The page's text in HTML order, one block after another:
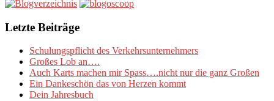
Letzte Beiträge
Schulungspflicht des Verkehrsunternehmers
Großes Lob an….
Auch Karts machen mir Spass….nicht nur die ganz Großen
Ein Dankeschön das von Herzen kommt
Dein Jahresbuch